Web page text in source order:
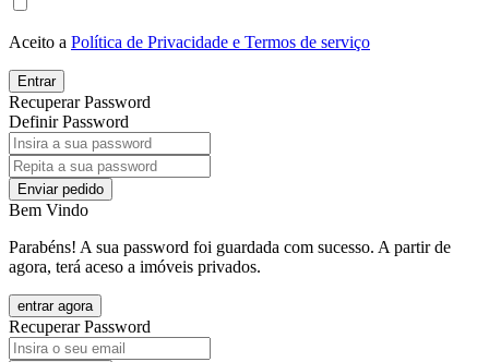
Aceito a Política de Privacidade e Termos de serviço
Entrar
Recuperar Password
Definir Password
Enviar pedido
Bem Vindo
Parabéns! A sua password foi guardada com sucesso. A partir de
agora, terá aceso a imóveis privados.
entrar agora
Recuperar Password